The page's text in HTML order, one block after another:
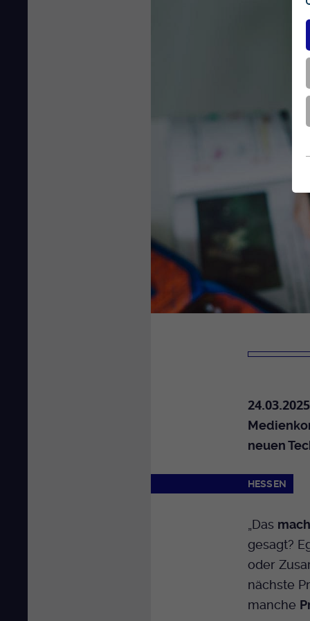
24.03.2025
neuen
HESSEN
„Das
gesagt?
oder
nächste
manche